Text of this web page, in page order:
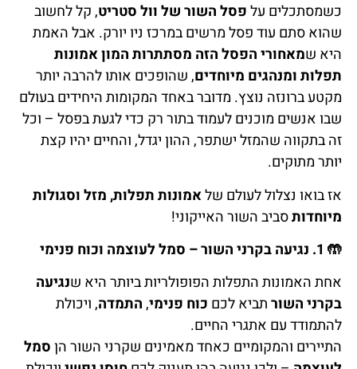
כשמסתכלים עלפסל השור של וול סטריט, קל לחשוב
שהוא סתם עוד פסל מרשים במרכז ניו יורק. אבל האמת
היא שמאחורי הפסל הזה מסתתרות המון אמונות
תפלות ומנהגים מיוחדים, שהופכים אותו להרבה יותר
מקטע ברונזה נוצץ. מדובר באחד המקומות היחידים בעולם
שבו אנשים מוכנים לעמוד בתור רק כדי לגעת בפסל – וכל
זה בתקווה שהמזל ישתפר, ההון יגדל, והחיים יהיו קצת
יותר מתוקים.
אז בואו נצלול לעולם שלאמונות תפלות, מזל וסגולות
מיוחדותסביב השור האייקוני!
🤲1. נגיעה בקרני השור – סמל לעוצמה וכוח פנימי
אחת האמונות התפלות הפופולריות ביותר היא שנגיעה
בקרני השורתביא לכם כוח פנימי,התמדה, ויכולת
להתמודד עם אתגרי החיים.
התיירים והמקומיים כאחד מאמינים שקרני השור הןסמל